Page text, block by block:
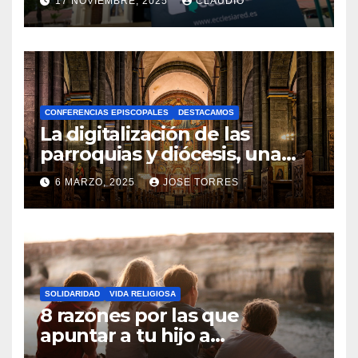
gracias a Ecclesiared
N
O
H
A
Y
C
O
M
N
T
A
R
I
CONFERENCIAS EPISCOPALES DESTACAMOS
La digitalización de las
parroquias y diócesis, una
realidad ya para el futuro de
la Iglesia
6 MARZO, 2025 JOSE TORRES
N
O
H
A
Y
SOLIDARIDAD VIDA RELIGIOSA
8 razones por las que
apuntar a tu hijo a